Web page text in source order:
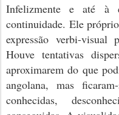
Infelizmente e até à
continuidade. Ele
expressão verbi-visual
Houve tentativas
aproximarem do que
angolana, mas
conhecidas,